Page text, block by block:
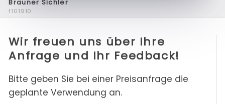
Brauner Sichler
f101910
Wir freuen uns über Ihre
Anfrage und Ihr Feedback!
Bitte geben Sie bei einer Preisanfrage die
geplante Verwendung an.